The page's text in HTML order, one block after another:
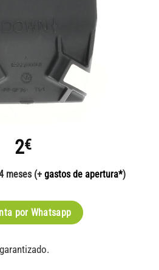
2€
meses (+ gastos de apertura*)
por Whatsapp